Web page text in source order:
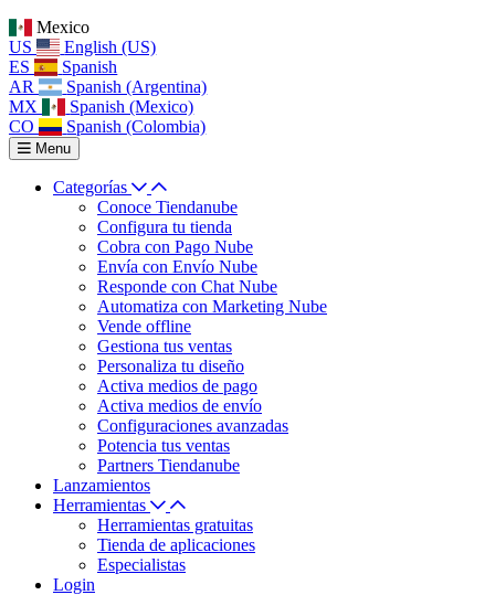
Mexico
US
English (US)
ES
Spanish
AR
Spanish (Argentina)
MX
Spanish (Mexico)
CO
Spanish (Colombia)
Menu
Categorías
Conoce Tiendanube
Configura tu tienda
Cobra con Pago Nube
Envía con Envío Nube
Responde con Chat Nube
Automatiza con Marketing Nube
Vende offline
Gestiona tus ventas
Personaliza tu diseño
Activa medios de pago
Activa medios de envío
Configuraciones avanzadas
Potencia tus ventas
Partners Tiendanube
Lanzamientos
Herramientas
Herramientas gratuitas
Tienda de aplicaciones
Especialistas
Login